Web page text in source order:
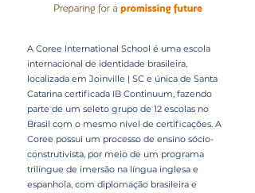
A Coree International School é uma escola
internacional de identidade brasileira,
localizada em Joinville | SC e única de Santa
Catarina certificada IB Continuum, fazendo
parte de um seleto grupo de 12 escolas no
Brasil com o mesmo nível de certificações. A
Coree possui um processo de ensino sócio-
construtivista, por meio de um programa
trilíngue de imersão na língua inglesa e
espanhola, com diplomação brasileira e